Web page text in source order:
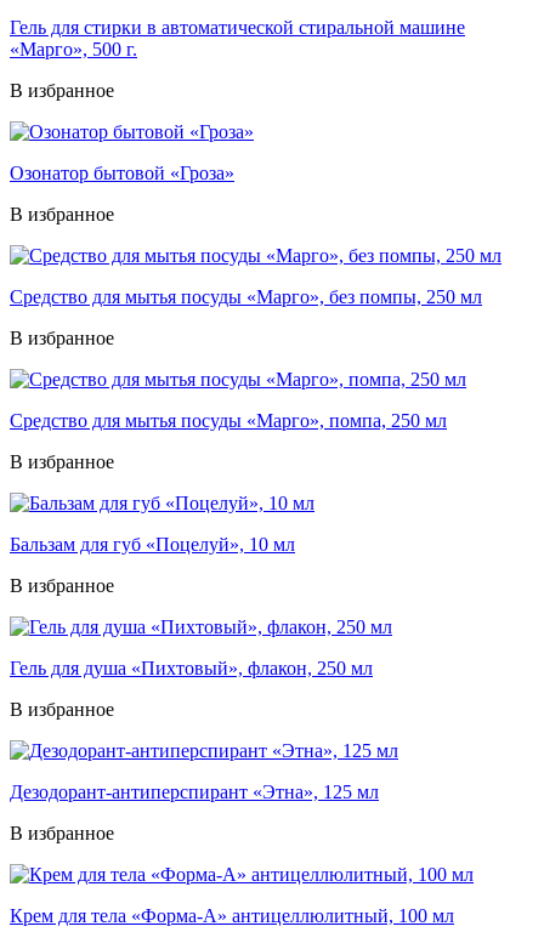
Гель для стирки в автоматической стиральной машине
«Марго», 500 г.
В избранное
Озонатор бытовой «Гроза»
В избранное
Средство для мытья посуды «Марго», без помпы, 250 мл
В избранное
Средство для мытья посуды «Марго», помпа, 250 мл
В избранное
Бальзам для губ «Поцелуй», 10 мл
В избранное
Гель для душа «Пихтовый», флакон, 250 мл
В избранное
Дезодорант-антиперспирант «Этна», 125 мл
В избранное
Крем для тела «Форма-А» антицеллюлитный, 100 мл